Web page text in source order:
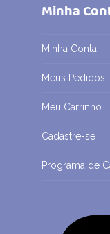
Minha
Minha Conta
Meus Pedidos
Meu Carrinho
Cadastre-se
Programa de